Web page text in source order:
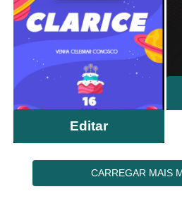
Editar
CARREGAR MAIS